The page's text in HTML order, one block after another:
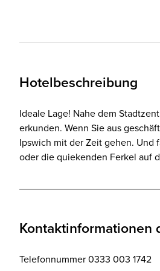
Hotelbeschreibung
Ideale Lage! Nahe dem
erkunden. Wenn Sie aus
Ipswich mit der Zeit gehen. Und
oder die quiekenden Ferkel auf
Kontaktinformationen
Telefonnummer 0333 003 1742